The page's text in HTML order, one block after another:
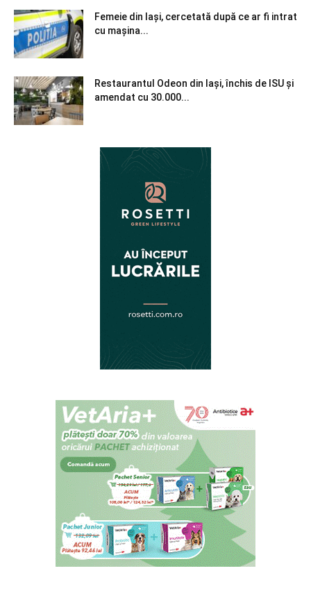
Femeie din Iași, cercetată după ce ar fi intrat
cu mașina...
Restaurantul Odeon din Iași, închis de ISU și
amendat cu 30.000...